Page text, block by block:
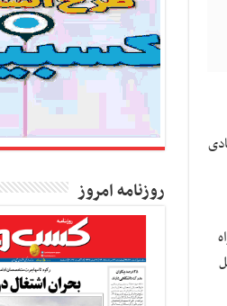
روزنامه امروز